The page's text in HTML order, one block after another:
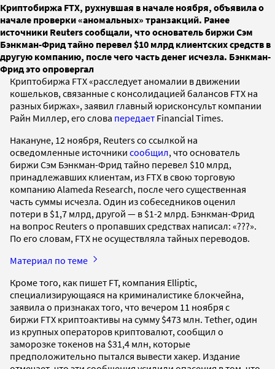
Криптобиржа FTX, рухнувшая в начале ноября, объявила о
начале проверки «аномальных» транзакций. Ранее
источники Reuters сообщали, что основатель биржи Сэм
Бэнкман-Фрид тайно перевел $10 млрд клиентских средств в
другую компанию, после чего часть денег исчезла. Бэнкман-
Фрид это опровергал
Криптобиржа FTX «расследует аномалии в движении
кошельков, связанные с консолидацией балансов FTX на
разных биржах», заявил главный юрисконсульт компании
Райн Миллер, его слова передает Financial Times.
Накануне, 12 ноября, Reuters со ссылкой на
осведомленные источники сообщил, что основатель
биржи Сэм Бэнкман-Фрид тайно перевел $10 млрд,
принадлежавших клиентам, из FTX в свою торговую
компанию Alameda Research, после чего существенная
часть суммы исчезла. Один из собеседников оценил
потери в $1,7 млрд, другой — в $1-2 млрд. Бэнкман-Фрид
на вопрос Reuters о пропавших средствах написал: «???».
По его словам, FTX не осуществляла тайных переводов.
Материал по теме
Кроме того, как пишет FT, компания Elliptic,
специализирующаяся на криминалистике блокчейна,
заявила о признаках того, что вечером 11 ноября с
биржи FTX криптоактивы на сумму $473 млн. Tether, один
из крупных операторов криптовалют, сообщил о
заморозке токенов на $31,4 млн, которые
предположительно пытался вывести хакер. Издание